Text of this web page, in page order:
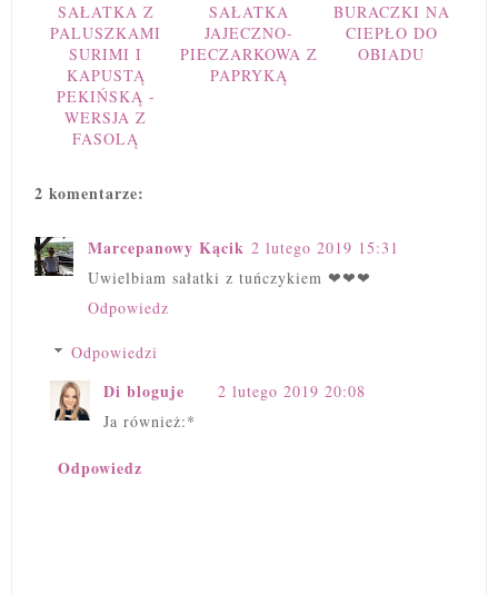
SAŁATKA Z
PALUSZKAMI
SURIMI I
KAPUSTĄ
PEKIŃSKĄ -
WERSJA Z
FASOLĄ
SAŁATKA
JAJECZNO-
PIECZARKOWA Z
PAPRYKĄ
BURACZKI NA
CIEPŁO DO
OBIADU
2 komentarze:
Marcepanowy Kącik 2 lutego 2019 15:31
Uwielbiam sałatki z tuńczykiem ❤❤❤
Odpowiedz
Odpowiedzi
Di bloguje
2 lutego 2019 20:08
Ja również:*
Odpowiedz